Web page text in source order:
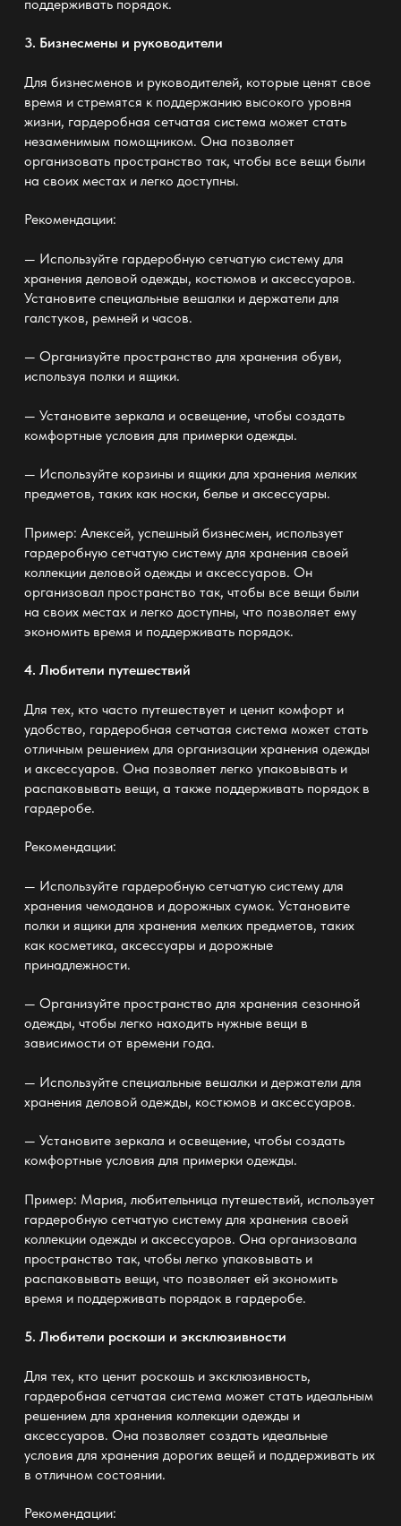
поддерживать порядок.
3. Бизнесмены и руководители
Для бизнесменов и руководителей, которые ценят свое
время и стремятся к поддержанию высокого уровня
жизни, гардеробная сетчатая система может стать
незаменимым помощником. Она позволяет
организовать пространство так, чтобы все вещи были
на своих местах и легко доступны.
Рекомендации:
— Используйте гардеробную сетчатую систему для
хранения деловой одежды, костюмов и аксессуаров.
Установите специальные вешалки и держатели для
галстуков, ремней и часов.
— Организуйте пространство для хранения обуви,
используя полки и ящики.
— Установите зеркала и освещение, чтобы создать
комфортные условия для примерки одежды.
— Используйте корзины и ящики для хранения мелких
предметов, таких как носки, белье и аксессуары.
Пример: Алексей, успешный бизнесмен, использует
гардеробную сетчатую систему для хранения своей
коллекции деловой одежды и аксессуаров. Он
организовал пространство так, чтобы все вещи были
на своих местах и легко доступны, что позволяет ему
экономить время и поддерживать порядок.
4. Любители путешествий
Для тех, кто часто путешествует и ценит комфорт и
удобство, гардеробная сетчатая система может стать
отличным решением для организации хранения одежды
и аксессуаров. Она позволяет легко упаковывать и
распаковывать вещи, а также поддерживать порядок в
гардеробе.
Рекомендации:
— Используйте гардеробную сетчатую систему для
хранения чемоданов и дорожных сумок. Установите
полки и ящики для хранения мелких предметов, таких
как косметика, аксессуары и дорожные
принадлежности.
— Организуйте пространство для хранения сезонной
одежды, чтобы легко находить нужные вещи в
зависимости от времени года.
— Используйте специальные вешалки и держатели для
хранения деловой одежды, костюмов и аксессуаров.
— Установите зеркала и освещение, чтобы создать
комфортные условия для примерки одежды.
Пример: Мария, любительница путешествий, использует
гардеробную сетчатую систему для хранения своей
коллекции одежды и аксессуаров. Она организовала
пространство так, чтобы легко упаковывать и
распаковывать вещи, что позволяет ей экономить
время и поддерживать порядок в гардеробе.
5. Любители роскоши и эксклюзивности
Для тех, кто ценит роскошь и эксклюзивность,
гардеробная сетчатая система может стать идеальным
решением для хранения коллекции одежды и
аксессуаров. Она позволяет создать идеальные
условия для хранения дорогих вещей и поддерживать их
в отличном состоянии.
Рекомендации: